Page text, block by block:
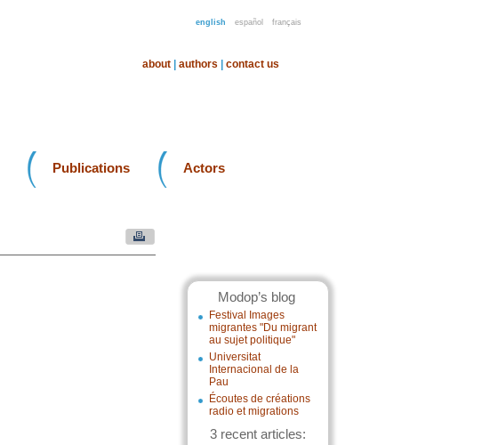
english español français
about authors contact us
Publications Actors
Modop’s blog
Festival Images
migrantes "Du migrant
au sujet politique"
Universitat
Internacional de la
Pau
Écoutes de créations
radio et migrations
3 recent articles: